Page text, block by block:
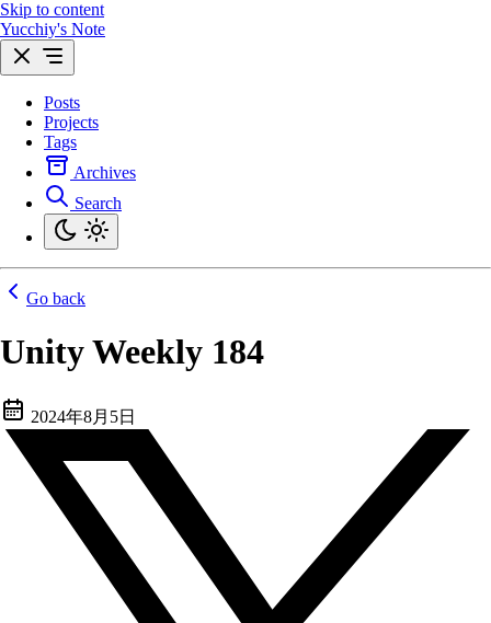
Skip to content
Yucchiy's Note
Posts
Projects
Tags
Archives
Search
Go back
Unity Weekly 184
2024年8月5日